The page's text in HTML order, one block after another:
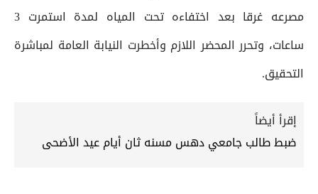
مصرعه غرقا بعد اختفاءه تحت المياه لمدة استمرت 3
ساعات، وتحرر المحضر اللازم وأخطرت النيابة العامة لمباشرة
التحقيق.
إقرأ أيضاً
ضبط طالب جامعي دهس مسنه ثان أيام عيد الأضحى